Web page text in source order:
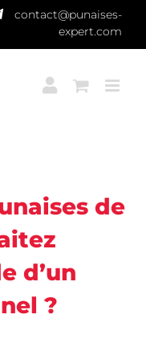
contact@punaises-
expert.com
de
d’un
?